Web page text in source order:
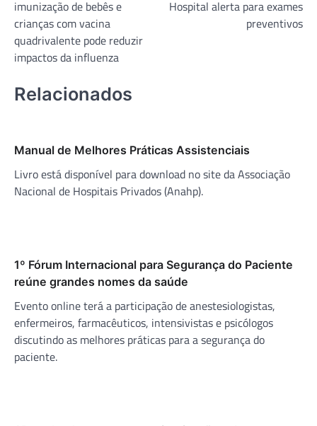
Post
imunização de bebês e
crianças com vacina
quadrivalente pode reduzir
impactos da influenza
Hospital alerta para exames
preventivos
Relacionados
Manual de Melhores Práticas Assistenciais
Livro está disponível para download no site da Associação
Nacional de Hospitais Privados (Anahp).
1º Fórum Internacional para Segurança do Paciente
reúne grandes nomes da saúde
Evento online terá a participação de anestesiologistas,
enfermeiros, farmacêuticos, intensivistas e psicólogos
discutindo as melhores práticas para a segurança do
paciente.